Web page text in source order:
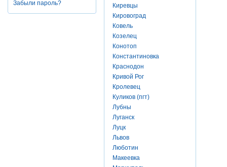
Забыли пароль?
Киревцы
Кировоград
Ковель
Козелец
Конотоп
Константиновка
Краснодон
Кривой Рог
Кролевец
Куликов (пгт)
Лубны
Луганск
Луцк
Львов
Люботин
Макеевка